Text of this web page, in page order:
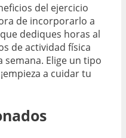
del ejercicio
de incorporarlo a
dediques horas al
de actividad física
semana. Elige un tipo
a cuidar tu